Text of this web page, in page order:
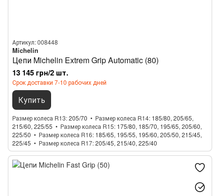
Артикул: 008448
Michelin
Цепи Michelin Extrem Grip Automatic (80)
13 145 грн/2 шт.
Срок доставки 7-10 рабочих дней
Купить
Размер колеса R13 205/70 Размер колеса R14 185/80, 205/65,
215/60, 225/55
Размер колеса R15 175/80, 185/70, 195/65, 205/60,
225/50
Размер колеса R16 185/65, 195/55, 195/60, 205/50, 215/45,
225/45
Размер колеса R17 205/45, 215/40, 225/40